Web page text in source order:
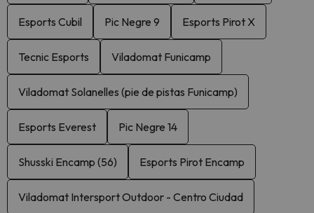
Esports Cubil Pic Negre 9 Esports Pirot X
Tecnic Esports Viladomat Funicamp
Viladomat Solanelles (pie de pistas Funicamp)
Esports Everest Pic Negre 14
Shusski Encamp (56) Esports Pirot Encamp
Viladomat Intersport Outdoor - Centro Ciudad